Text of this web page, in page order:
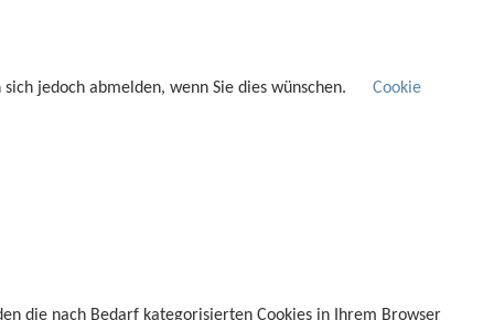
jedoch abmelden, wenn Sie dies wünschen.
Cookie
die nach Bedarf kategorisierten Cookies in Ihrem Browser